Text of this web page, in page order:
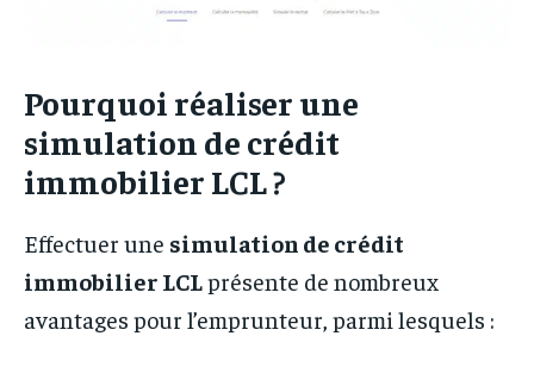
Pourquoi réaliser une
simulation de crédit
immobilier LCL ?
Effectuer une simulation de crédit
immobilier LCLprésente de nombreux
avantages pour l’emprunteur, parmi lesquels :